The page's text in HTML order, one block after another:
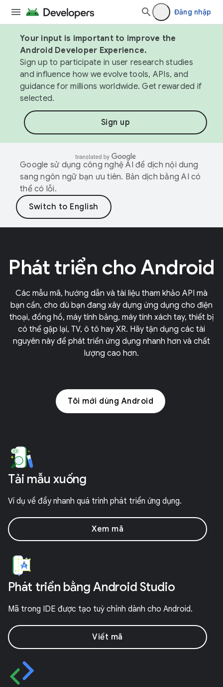
Đăng nhập
Your input is important to improve the
Android Developer Experience.
Sign up to participate in user research studies
and influence how we evolve tools, APIs, and
guidance for millions worldwide. Get rewarded if
selected.
Sign up
Google sử dụng công nghệ AI để dịch nội dung
sang ngôn ngữ bạn ưu tiên. Bản dịch bằng AI có
thể có lỗi.
Phát triển cho Android
Các mẫu mã, hướng dẫn và tài liệu tham khảo API mà
bạn cần, cho dù bạn đang xây dựng ứng dụng cho điện
thoại, đồng hồ, máy tính bảng, máy tính xách tay, thiết bị
có thể gập lại, TV, ô tô hay XR. Hãy tận dụng các tài
nguyên này để phát triển ứng dụng nhanh hơn và chất
lượng cao hơn.
Tôi mới dùng Android
Tải mẫu xuống
Ví dụ về đẩy nhanh quá trình phát triển ứng dụng.
Xem mã
Phát triển bằng Android Studio
Mã trong IDE được tạo tuỳ chỉnh dành cho Android.
Viết mã